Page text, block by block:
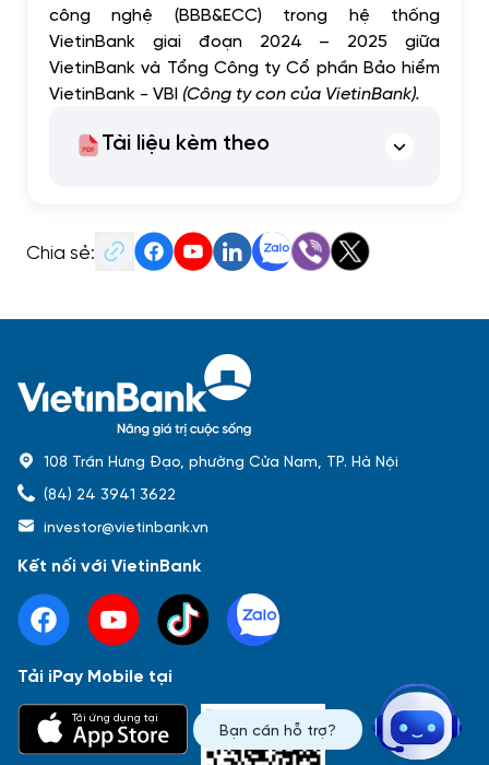
Báo cáo tài chính Thông tin giao dịch
công nghệ (BBB&ECC) trong hệ thống
VietinBank giai đoạn 2024 – 2025 giữa
VietinBank và Tổng Công ty Cổ phần Bảo hiểm
VietinBank - VBI (Công ty con của VietinBank).
Tài liệu kèm theo
Chia sẻ:
Bạn cần hỗ trợ?
108 Trần Hưng Đạo, phường Cửa Nam, TP. Hà Nội
(84) 24 3941 3622
investor@vietinbank.vn
Kết nối với VietinBank
Tải iPay Mobile tại
Tải ứng dụng tại